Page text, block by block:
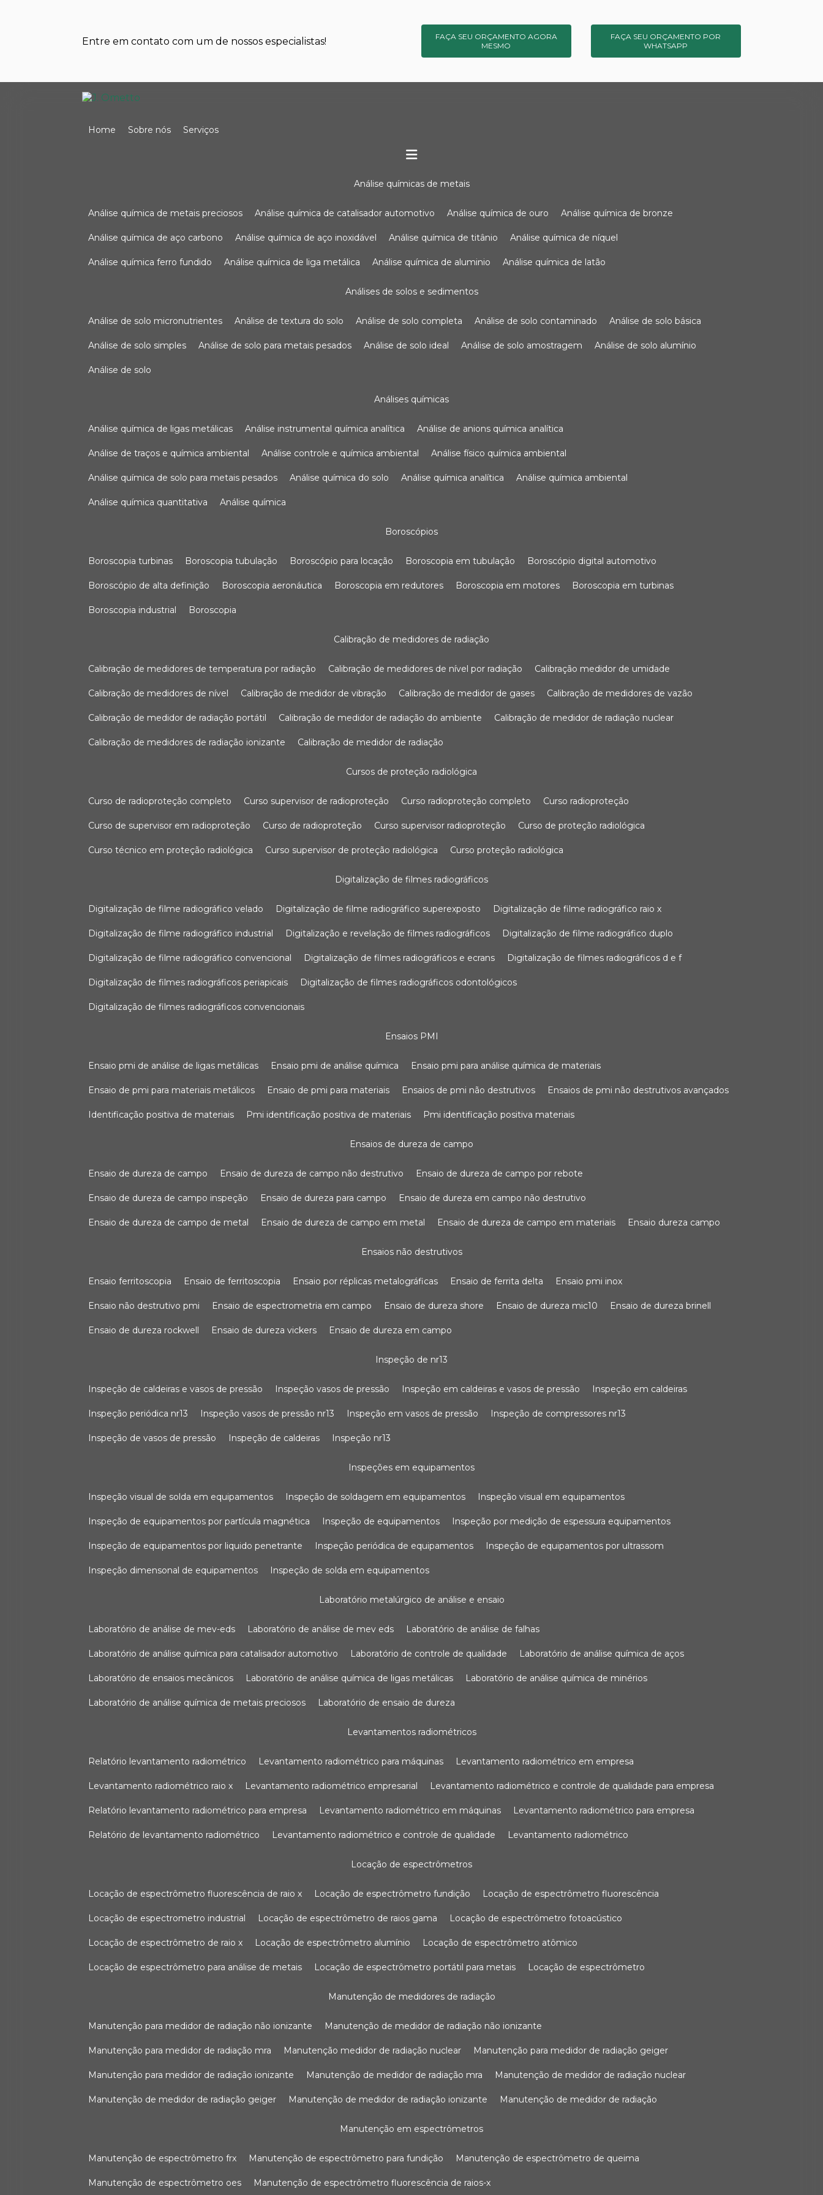
Entre em contato com um de nossos especialistas!
FAÇA SEU ORÇAMENTO AGORA
MESMO
FAÇA SEU ORÇAMENTO POR
WHATSAPP
Home Sobre nós Serviços
análise químicas de metais
análise química de metais preciosos análise química de catalisador automotivo análise química de ouro análise química de bronze
análise química de aço carbono análise química de aço inoxidável análise química de titânio análise química de níquel
análise química ferro fundido análise química de liga metálica análise química de aluminio análise química de latão
análises de solos e sedimentos
análise de solo micronutrientes análise de textura do solo análise de solo completa análise de solo contaminado análise de solo básica
análise de solo simples análise de solo para metais pesados análise de solo ideal análise de solo amostragem análise de solo alumínio
análise de solo
análises químicas
análise química de ligas metálicas análise instrumental química analítica análise de anions química analítica
análise de traços e química ambiental análise controle e química ambiental análise físico química ambiental
análise química de solo para metais pesados análise química do solo análise química analítica análise química ambiental
análise química quantitativa análise química
boroscópios
boroscopia turbinas boroscopia tubulação boroscópio para locação boroscopia em tubulação boroscópio digital automotivo
boroscópio de alta definição boroscopia aeronáutica boroscopia em redutores boroscopia em motores boroscopia em turbinas
boroscopia industrial boroscopia
calibração de medidores de radiação
calibração de medidores de temperatura por radiação calibração de medidores de nível por radiação calibração medidor de umidade
calibração de medidores de nível calibração de medidor de vibração calibração de medidor de gases calibração de medidores de vazão
calibração de medidor de radiação portátil calibração de medidor de radiação do ambiente calibração de medidor de radiação nuclear
calibração de medidores de radiação ionizante calibração de medidor de radiação
cursos de proteção radiológica
curso de radioproteção completo curso supervisor de radioproteção curso radioproteção completo curso radioproteção
curso de supervisor em radioproteção curso de radioproteção curso supervisor radioproteção curso de proteção radiológica
curso técnico em proteção radiológica curso supervisor de proteção radiológica curso proteção radiológica
digitalização de filmes radiográficos
digitalização de filme radiográfico velado digitalização de filme radiográfico superexposto digitalização de filme radiográfico raio x
digitalização de filme radiográfico industrial digitalização e revelação de filmes radiográficos digitalização de filme radiográfico duplo
digitalização de filme radiográfico convencional digitalização de filmes radiográficos e ecrans digitalização de filmes radiográficos d e f
digitalização de filmes radiográficos periapicais digitalização de filmes radiográficos odontológicos
digitalização de filmes radiográficos convencionais
ensaios PMI
ensaio pmi de análise de ligas metálicas ensaio pmi de análise química ensaio pmi para análise química de materiais
ensaio de pmi para materiais metálicos ensaio de pmi para materiais ensaios de pmi não destrutivos ensaios de pmi não destrutivos avançados
identificação positiva de materiais pmi identificação positiva de materiais pmi identificação positiva materiais
ensaios de dureza de campo
ensaio de dureza de campo ensaio de dureza de campo não destrutivo ensaio de dureza de campo por rebote
ensaio de dureza de campo inspeção ensaio de dureza para campo ensaio de dureza em campo não destrutivo
ensaio de dureza de campo de metal ensaio de dureza de campo em metal ensaio de dureza de campo em materiais ensaio dureza campo
ensaios não destrutivos
ensaio ferritoscopia ensaio de ferritoscopia ensaio por réplicas metalográficas ensaio de ferrita delta ensaio pmi inox
ensaio não destrutivo pmi ensaio de espectrometria em campo ensaio de dureza shore ensaio de dureza mic10 ensaio de dureza brinell
ensaio de dureza rockwell ensaio de dureza vickers ensaio de dureza em campo
inspeção de nr13
inspeção de caldeiras e vasos de pressão inspeção vasos de pressão inspeção em caldeiras e vasos de pressão inspeção em caldeiras
inspeção periódica nr13 inspeção vasos de pressão nr13 inspeção em vasos de pressão inspeção de compressores nr13
inspeção de vasos de pressão inspeção de caldeiras inspeção nr13
inspeções em equipamentos
inspeção visual de solda em equipamentos inspeção de soldagem em equipamentos inspeção visual em equipamentos
inspeção de equipamentos por partícula magnética inspeção de equipamentos inspeção por medição de espessura equipamentos
inspeção de equipamentos por liquido penetrante inspeção periódica de equipamentos inspeção de equipamentos por ultrassom
inspeção dimensonal de equipamentos inspeção de solda em equipamentos
laboratório metalúrgico de análise e ensaio
laboratório de análise de mev-eds laboratório de análise de mev eds laboratório de análise de falhas
laboratório de análise química para catalisador automotivo laboratório de controle de qualidade laboratório de análise química de aços
laboratório de ensaios mecânicos laboratório de análise química de ligas metálicas laboratório de análise química de minérios
laboratório de análise química de metais preciosos laboratório de ensaio de dureza
levantamentos radiométricos
relatório levantamento radiométrico levantamento radiométrico para máquinas levantamento radiométrico em empresa
levantamento radiométrico raio x levantamento radiométrico empresarial levantamento radiométrico e controle de qualidade para empresa
relatório levantamento radiométrico para empresa levantamento radiométrico em máquinas levantamento radiométrico para empresa
relatório de levantamento radiométrico levantamento radiométrico e controle de qualidade levantamento radiométrico
locação de espectrômetros
locação de espectrômetro fluorescência de raio x locação de espectrômetro fundição locação de espectrômetro fluorescência
locação de espectrometro industrial locação de espectrômetro de raios gama locação de espectrômetro fotoacústico
locação de espectrômetro de raio x locação de espectrômetro alumínio locação de espectrômetro atômico
locação de espectrômetro para análise de metais locação de espectrômetro portátil para metais locação de espectrômetro
manutenção de medidores de radiação
manutenção para medidor de radiação não ionizante manutenção de medidor de radiação não ionizante
manutenção para medidor de radiação mra manutenção medidor de radiação nuclear manutenção para medidor de radiação geiger
manutenção para medidor de radiação ionizante manutenção de medidor de radiação mra manutenção de medidor de radiação nuclear
manutenção de medidor de radiação geiger manutenção de medidor de radiação ionizante manutenção de medidor de radiação
manutenção em espectrômetros
manutenção de espectrômetro frx manutenção de espectrômetro para fundição manutenção de espectrômetro de queima
manutenção de espectrômetro oes manutenção de espectrômetro fluorescência de raios-x